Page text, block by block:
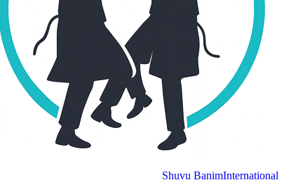
Shuvu BanimInternational